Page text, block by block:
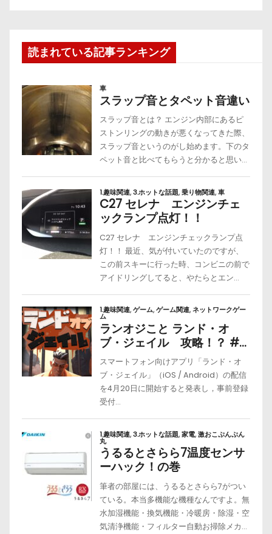
読まれている記事ランキング